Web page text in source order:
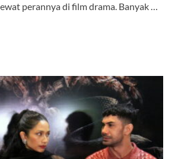
perannya di film drama. Banyak …